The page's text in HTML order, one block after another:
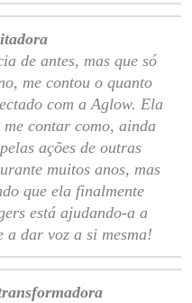
de antes, mas que só
me contou o quanto
com a Aglow. Ela
contar como, ainda
ações de outras
muitos anos, mas
que ela finalmente
está ajudando-a a
a dar voz a si mesma!